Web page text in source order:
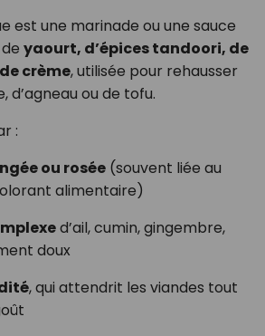
est une marinade ou une sauce
yaourt, d’épices tandoori, de
crème, utilisée pour rehausser
d’agneau ou de tofu.
:
ou rosée(souvent liée au
alimentaire)
d’ail, cumin, gingembre,
doux
, qui attendrit les viandes tout